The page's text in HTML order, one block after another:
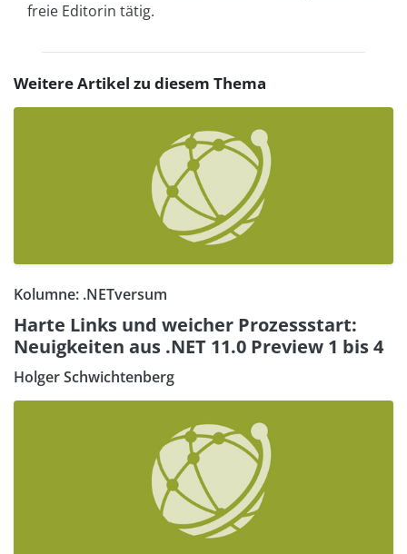
freie Editorin tätig.
Weitere Artikel zu diesem Thema
Kolumne: .NETversum
Harte Links und weicher Prozessstart:
Neuigkeiten aus .NET 11.0 Preview 1 bis 4
Holger Schwichtenberg